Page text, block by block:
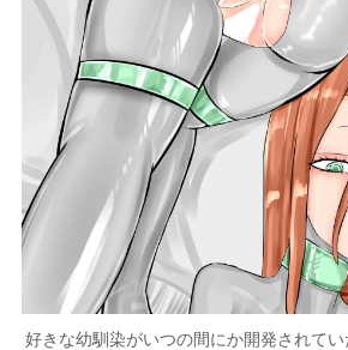
好きな幼馴染がいつの間にか開発されて